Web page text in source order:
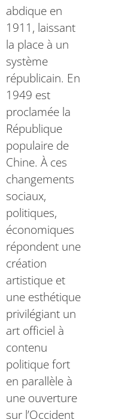
abdique en
1911, laissant
la place à un
système
républicain. En
1949 est
proclamée la
République
populaire de
Chine. À ces
changements
sociaux,
politiques,
économiques
répondent une
création
artistique et
une esthétique
privilégiant un
art officiel à
contenu
politique fort
en parallèle à
une ouverture
sur l’Occident